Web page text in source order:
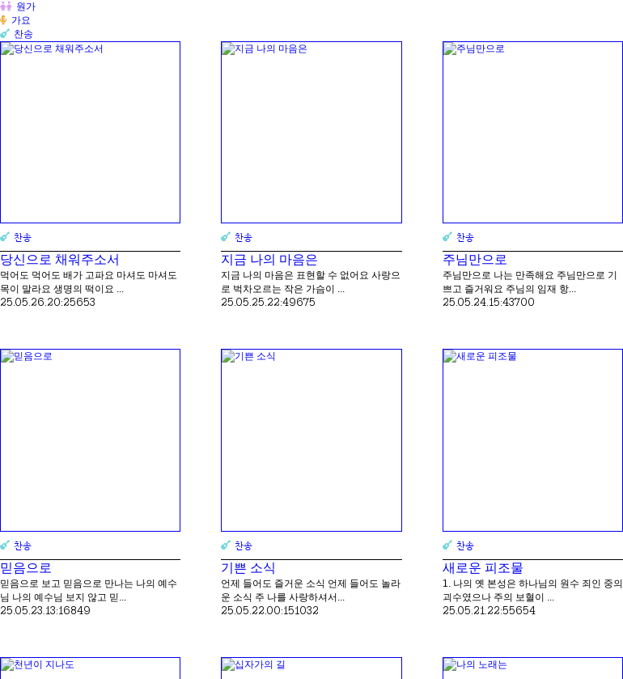
원가
가요
찬송
찬송
당신으로 채워주소서
먹어도 먹어도 배가 고파요 마셔도 마셔도
목이 말라요 생명의 떡이요 ...
25.05.26.20:25653
찬송
지금 나의 마음은
지금 나의 마음은 표현할 수 없어요 사랑으
로 벅차오르는 작은 가슴이 ...
25.05.25.22:49675
찬송
주님만으로
주님만으로 나는 만족해요 주님만으로 기
쁘고 즐거워요 주님의 임재 항...
25.05.24.15:43700
찬송
믿음으로
믿음으로 보고 믿음으로 만나는 나의 예수
님 나의 예수님 보지 않고 믿...
25.05.23. 13:16849
찬송
기쁜 소식
언제 들어도 즐거운 소식 언제 들어도 놀라
운 소식 주 나를 사랑하셔서...
25.05.22. 00:151032
찬송
새로운 피조물
1. 나의 옛 본성은 하나님의 원수 죄인 중의
괴수였으나 주의 보혈이 ...
25.05.21. 22:55654